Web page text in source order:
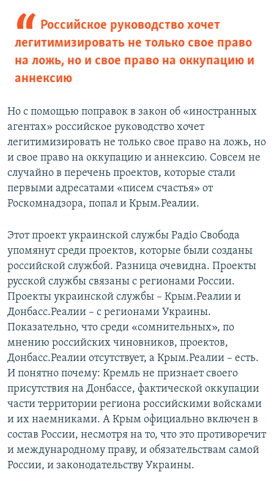
Российское руководство хочет
легитимизировать не только свое право
на ложь, но и свое право на оккупацию и
аннексию
Но с помощью поправок в закон об «иностранных
агентах» российское руководство хочет
легитимизировать не только свое право на ложь, но
и свое право на оккупацию и аннексию. Совсем не
случайно в перечень проектов, которые стали
первыми адресатами «писем счастья» от
Роскомнадзора, попал и Крым.Реалии.
Этот проект украинской службы Радіо Свобода
упомянут среди проектов, которые были созданы
российской службой. Разница очевидна. Проекты
русской службы связаны с регионами России.
Проекты украинской службы – Крым.Реалии и
Донбасс.Реалии – с регионами Украины.
Показательно, что среди «сомнительных», по
мнению российских чиновников, проектов,
Донбасс.Реалии отсутствует, а Крым.Реалии – есть.
И понятно почему: Кремль не признает своего
присутствия на Донбассе, фактической оккупации
части территории региона российскими войсками
и их наемниками. А Крым официально включен в
состав России, несмотря на то, что это противоречит
и международному праву, и обязательствам самой
России, и законодательству Украины.